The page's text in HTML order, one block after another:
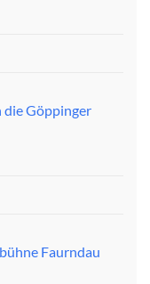
die Göppinger
Faurndau